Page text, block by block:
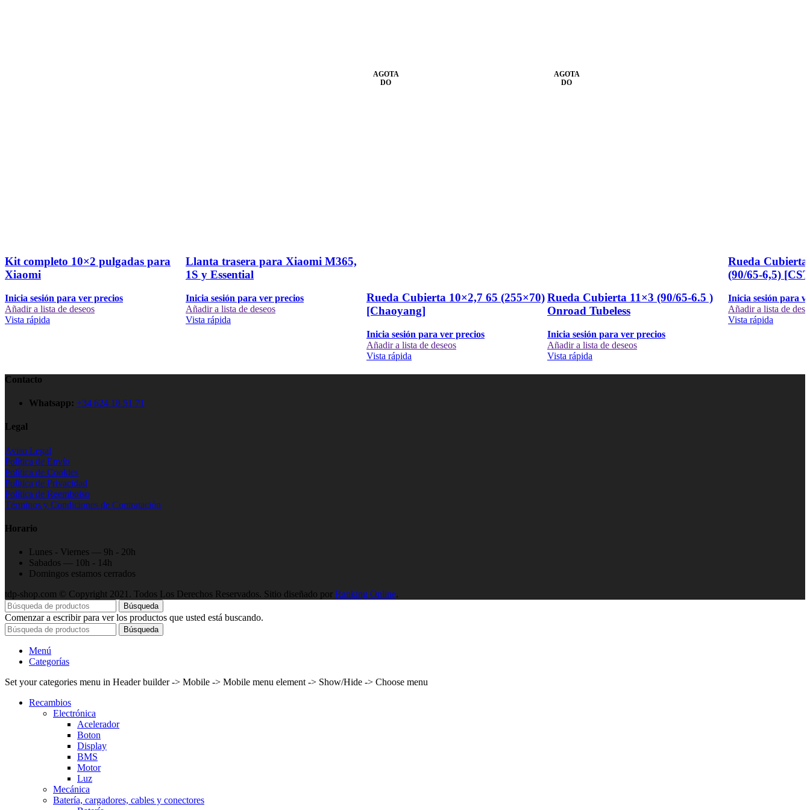
Kit completo 10×2 pulgadas para
Xiaomi
Inicia sesión para ver precios
Añadir a lista de deseos
Vista rápida
Llanta trasera para Xiaomi M365,
1S y Essential
Inicia sesión para ver precios
Añadir a lista de deseos
Vista rápida
AGOTA
DO
Rueda Cubierta 10×2,7 65 (255×70)
[Chaoyang]
Inicia sesión para ver precios
Añadir a lista de deseos
Vista rápida
AGOTA
DO
Rueda Cubierta 11×3 (90/65-6.5 )
Onroad Tubeless
Inicia sesión para ver precios
Añadir a lista de deseos
Vista rápida
Rueda
(90/65-6,5)
Inicia sesión para
Añadir a lista de
Vista rápida
Contacto
Whatsapp: +34 624 18 51 71
Legal
Aviso Legal
Política de Envío
Política de Cookies
Política de Privacidad
Política de Reembolso
Términos y Condiciones de Contratación
Horario
Lunes - Viernes — 9h - 20h
Sabados — 10h - 14h
Domingos estamos cerrados
tdp-shop.com © Copyright 2021. Todos Los Derechos Reservados. Sitio diseñado por Ranking Online.
Búsqueda
Comenzar a escribir para ver los productos que usted está buscando.
Búsqueda
Menú
Categorías
Set your categories menu in Header builder -> Mobile -> Mobile menu element -> Show/Hide -> Choose menu
Recambios
Electrónica
Acelerador
Boton
Display
BMS
Motor
Luz
Mecánica
Batería, cargadores, cables y conectores